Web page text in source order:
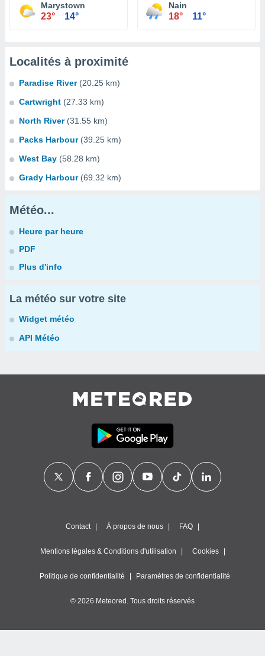
Marystown
23° 14°
Nain
18° 11°
Localités à proximité
Paradise River (20.25 km)
Cartwright (27.33 km)
North River (31.55 km)
Packs Harbour (39.25 km)
West Bay (58.28 km)
Grady Harbour (69.32 km)
Météo...
Heure par heure
PDF
Plus d'info
La météo sur votre site
Widget météo
API Météo
Contact À propos de nous FAQ
Mentions légales & Conditions d'utilisation Cookies
Politique de confidentialité Paramètres de confidentialité
© 2026 Meteored. Tous droits réservés